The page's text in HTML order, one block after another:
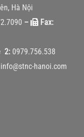
Hà Nội
–
Fax:
2: 0979.756.538
hanoi.com